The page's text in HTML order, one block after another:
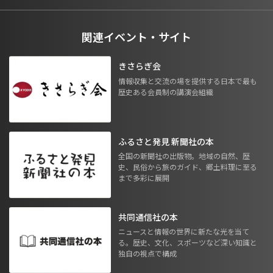
関連イベント・サイト
きさらぎ会
情報収集と交流の場を提供する日本で最も
歴史ある会員制の講演会組織
ふるさと発見 新聞社の本
全国の新聞社の出版物。地域の自然、歴
史、民俗から旅のガイド、郷土料理に至る
まで多彩に展開
共同通信社の本
ニュースと情報の世界に新たな光を当て
る。歴史、文化、スポーツなど深い知識と
独自の視点で構成